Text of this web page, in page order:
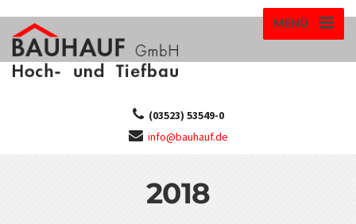
MENÜ
(03523) 53549-0
info@bauhauf.de
2018